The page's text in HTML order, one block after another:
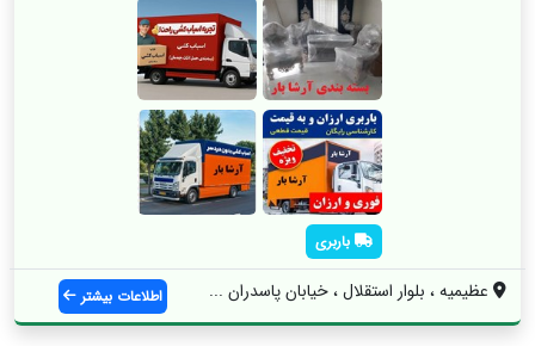
باربری
عظیمیه ، بلوار استقلال ، خیابان پاسدران ... اطلاعات بیشتر